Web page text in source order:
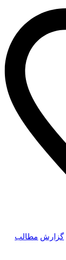
گزارش مطالب